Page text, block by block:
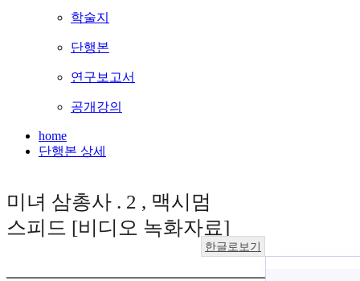
학술지
단행본
연구보고서
공개강의
home
단행본 상세
미녀 삼총사 . 2 , 맥시멈
스피드 [비디오 녹화자료]
한글로보기